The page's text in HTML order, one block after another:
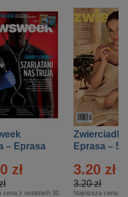
– Eprasa
zł
cena z ostatnich 30
Zwierciadło
Eprasa – 5/
3.20 zł
3.20 zł
Najniższa cena z